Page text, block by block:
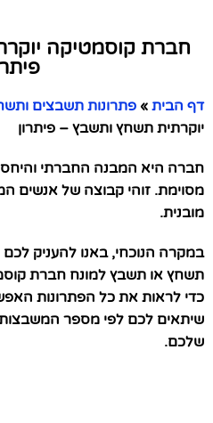
חברת קוסמטיקה
דף הבית » פתרונות תשבצים
יוקרתית תשחץ ותשבץ – פיתרון
חברה היא המבנה החברתי
מסוימת. זוהי קבוצה של אנשים
מובנית.
במקרה הנוכחי, באנו להעניק
תשחץ או תשבץ למונח חברת
כדי לראות את כל הפתרונות
שיתאים לכם לפי מספר
שלכם.